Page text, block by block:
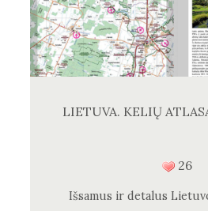
LIETUVA. KELIŲ
26
Išsamus ir detalus